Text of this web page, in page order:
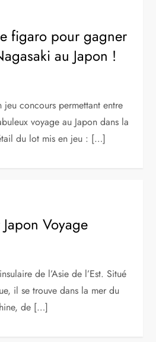
figaro pour gagner
au Japon !
jeu concours permettant entre
voyage au Japon dans la
du lot mis en jeu : […]
Voyage
de l’Asie de l’Est. Situé
il se trouve dans la mer du
de […]